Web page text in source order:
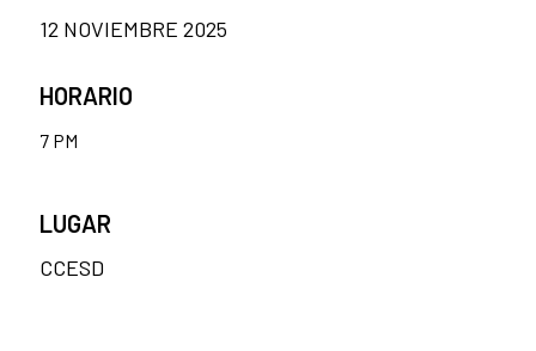
12 NOVIEMBRE 2025
HORARIO
7 PM
LUGAR
CCESD